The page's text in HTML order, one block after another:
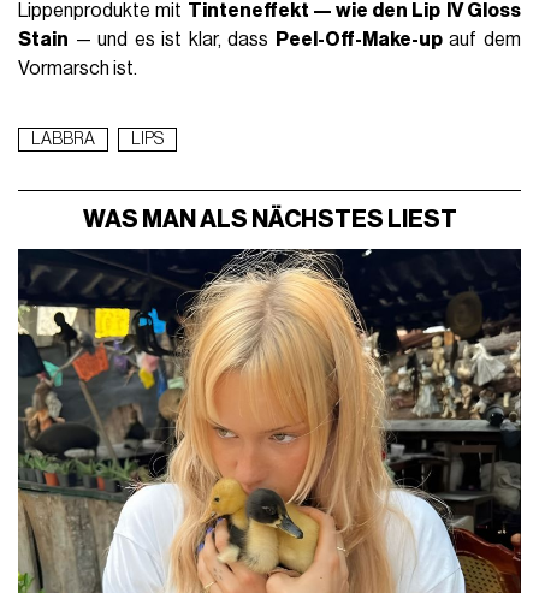
Lippenprodukte mit Tinteneffekt — wie den Lip IV Gloss
Stain — und es ist klar, dass Peel-Off-Make-upauf dem
Vormarsch ist.
LABBRA LIPS
WAS MAN ALS NÄCHSTES LIEST